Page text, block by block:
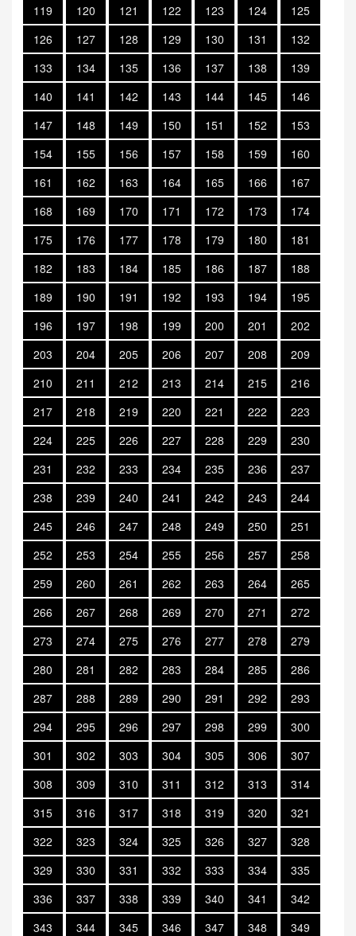
119
120 121 122 123 124
125
126
127 128 129 130 131
132
133
134 135 136 137 138
139
140
141 142 143 144 145
146
147
148 149 150 151 152
153
154
155 156 157 158 159
160
161
162 163 164 165 166
167
168
169 170 171 172 173
174
175
176 177 178 179 180
181
182
183 184 185 186 187
188
189
190 191 192 193 194
195
196
197 198 199 200 201
202
203
204 205 206 207 208
209
210
211 212 213 214 215
216
217
218 219 220 221 222
223
224
225 226 227 228 229
230
231
232 233 234 235 236
237
238
239 240 241 242 243
244
245
246 247 248 249 250
251
252
253 254 255 256 257
258
259
260 261 262 263 264
265
266
267 268 269 270 271
272
273
274 275 276 277 278
279
280
281 282 283 284 285
286
287
288 289 290 291 292
293
294
295 296 297 298 299
300
301
302 303 304 305 306
307
308
309 310 311 312 313
314
315
316 317 318 319 320
321
322
323 324 325 326 327
328
329
330 331 332 333 334
335
336
337 338 339 340 341
342
343
344 345 346 347 348 349